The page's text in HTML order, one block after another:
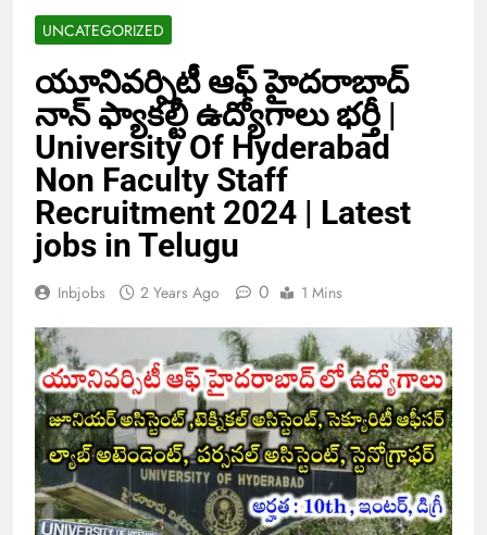
UNCATEGORIZED
యూనివర్సిటీ ఆఫ్ హైదరాబాద్
నాన్ ఫ్యాకల్టీ ఉద్యోగాలు భర్తీ |
University Of Hyderabad
Non Faculty Staff
Recruitment 2024 | Latest
jobs in Telugu
Inbjobs 2 Years Ago 0 1 Mins